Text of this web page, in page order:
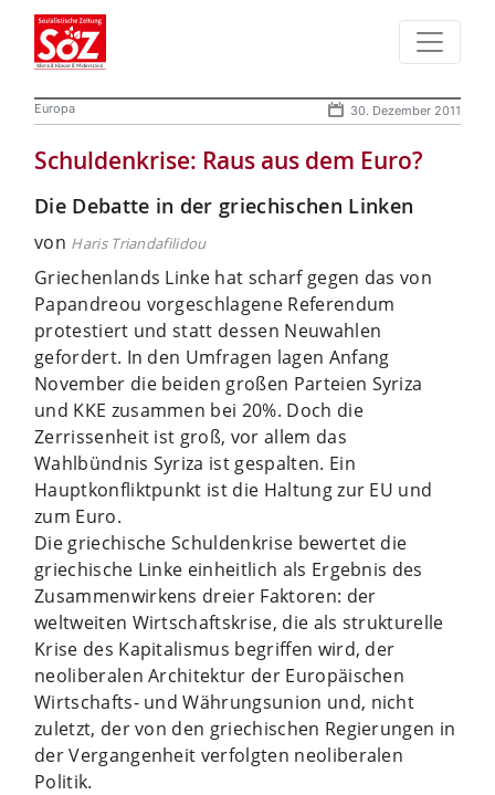
Europa 30. Dezember 2011
Schuldenkrise: Raus aus dem Euro?
Die Debatte in der griechischen Linken
von Haris Triandafilidou
Griechenlands Linke hat scharf gegen das von
Papandreou vorgeschlagene Referendum
protestiert und statt dessen Neuwahlen
gefordert. In den Umfragen lagen Anfang
November die beiden großen Parteien Syriza
und KKE zusammen bei 20%. Doch die
Zerrissenheit ist groß, vor allem das
Wahlbündnis Syriza ist gespalten. Ein
Hauptkonfliktpunkt ist die Haltung zur EU und
zum Euro.
Die griechische Schuldenkrise bewertet die
griechische Linke einheitlich als Ergebnis des
Zusammenwirkens dreier Faktoren: der
weltweiten Wirtschaftskrise, die als strukturelle
Krise des Kapitalismus begriffen wird, der
neoliberalen Architektur der Europäischen
Wirtschafts- und Währungsunion und, nicht
zuletzt, der von den griechischen Regierungen in
der Vergangenheit verfolgten neoliberalen
Politik.